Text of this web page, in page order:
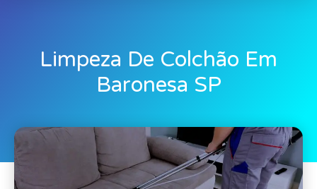
Limpeza De Colchão Em
Baronesa SP